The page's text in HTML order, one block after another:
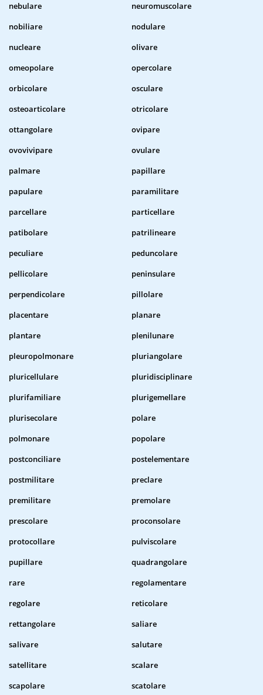
nebulare
neuromuscolare
nobiliare
nodulare
nucleare
olivare
omeopolare
opercolare
orbicolare
osculare
osteoarticolare
otricolare
ottangolare
ovipare
ovovivipare
ovulare
palmare
papillare
papulare
paramilitare
parcellare
particellare
patibolare
patrilineare
peculiare
peduncolare
pellicolare
peninsulare
perpendicolare
pillolare
placentare
planare
plantare
plenilunare
pleuropolmonare
pluriangolare
pluricellulare
pluridisciplinare
plurifamiliare
plurigemellare
plurisecolare
polare
polmonare
popolare
postconciliare
postelementare
postmilitare
preclare
premilitare
premolare
prescolare
proconsolare
protocollare
pulviscolare
pupillare
quadrangolare
rare
regolamentare
regolare
reticolare
rettangolare
saliare
salivare
salutare
satellitare
scalare
scapolare
scatolare